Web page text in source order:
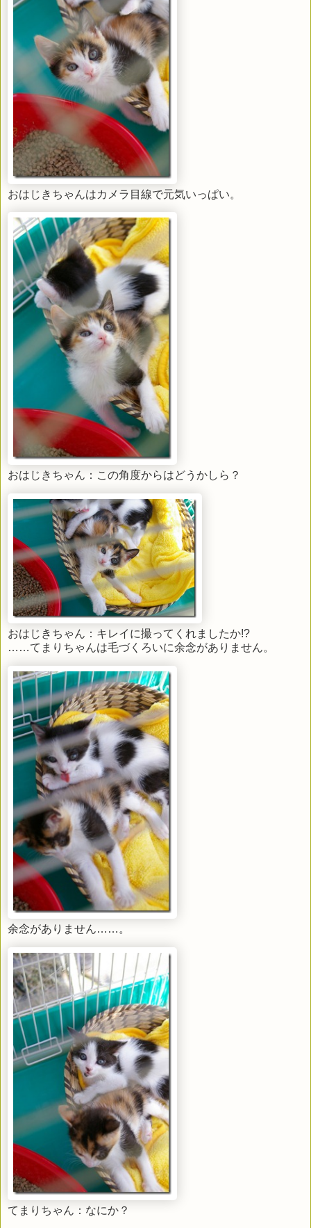
おはじきちゃんはカメラ目線で元気いっぱい。
おはじきちゃん：この角度からはどうかしら？
おはじきちゃん：キレイに撮ってくれましたか!?
……てまりちゃんは毛づくろいに余念がありません。
余念がありません……。
てまりちゃん：なにか？